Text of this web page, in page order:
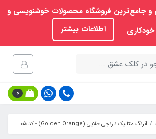
و جامع‌ترین فروشگاه محصولات خوشنویسی و
اطلاعات بیشتر
0
آبرنگ متالیک نارنجی طلایی (Golden Orange) - کد 05